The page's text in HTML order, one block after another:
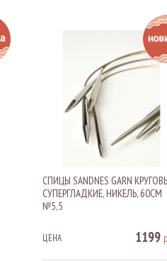
СПИЦЫ SANDNES GARN
СУПЕРГЛАДКИЕ, НИКЕЛЬ, 60СМ
№5,5
ЦЕНА 1199